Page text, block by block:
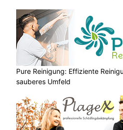
Pure Reinigung: Effiziente
sauberes Umfeld